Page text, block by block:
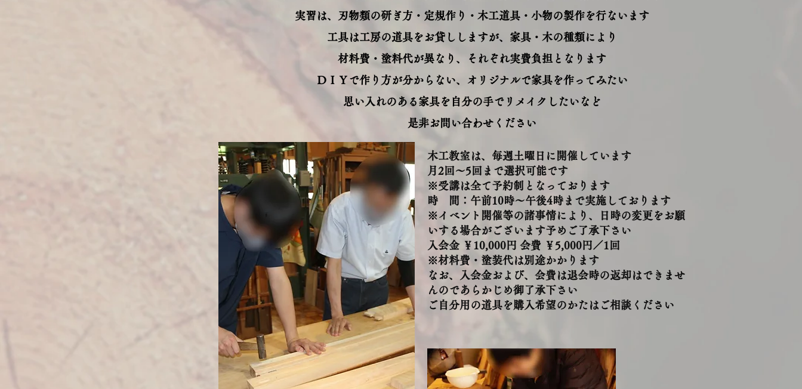
木工教室は、毎週土曜日に開催しています
月2回～5回まで選択可能です
※受講は全て予約制となっております
時 間：午前10時～午後4時まで実施しております
※イベント開催等の諸事情により、日時の変更をお願
いする場合がございます予めご了承下さい
入会金 ￥10,000円 会費 ￥5,000円／1回
※材料費・塗装代は別途かかります
なお、入会金および、会費は退会時の返却はできませ
んのであらかじめ御了承下さい
ご自分用の道具を購入希望のかたはご相談ください
実習は、刃物類の研ぎ方・定規作り・木工道具・小物の製作を行ないます
工具は工房の道具をお貸ししますが、家具・木の種類により
材料費・塗料代が異なり、それぞれ実費負担となります
ＤＩＹで作り方が分からない、オリジナルで家具を作ってみたい
思い入れのある家具を自分の手でリメイクしたいなど
是非お問い合わせください